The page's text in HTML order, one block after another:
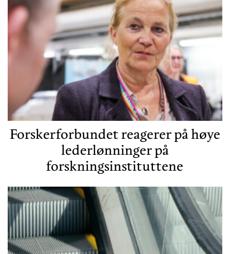
Forskerforbundet reagerer på høye
lederlønninger på
forskningsinstituttene